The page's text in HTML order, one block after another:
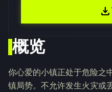
概览
你心爱的小镇正处于危险之
镇局势。不允许发生火灾或
download